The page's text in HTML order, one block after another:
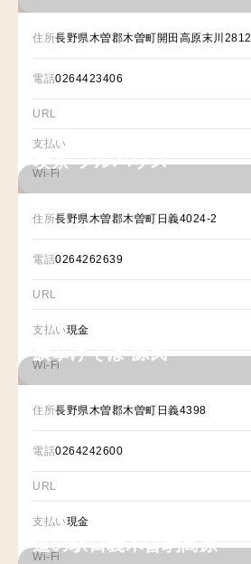
住所長野県木曽郡木曽町開田高原末川2812
電話0264423406
URL
支払い
Wi-Fi
喫茶 フルハウス
住所長野県木曽郡木曽町日義4024-2
電話0264262639
URL
支払い現金
Wi-Fi
旗挙げそば 源氏
住所長野県木曽郡木曽町日義4398
電話0264242600
URL
支払い現金
Wi-Fi
道の駅日義木曽駒高原